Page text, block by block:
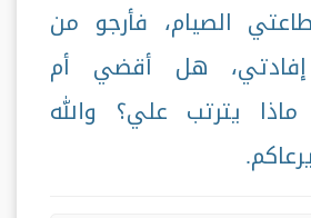
الصيام، فأرجو من
إفادتي، هل أقضي أم
يترتب علي؟ والله